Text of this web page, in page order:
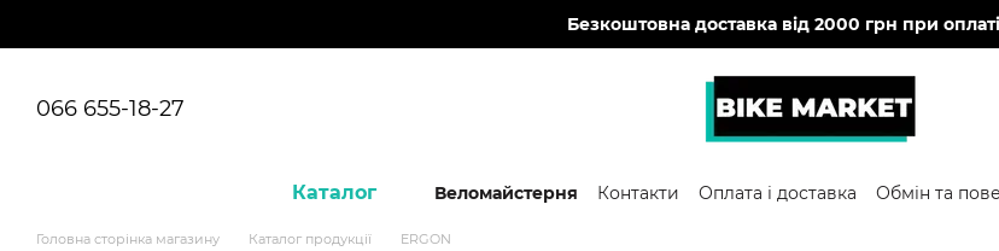
Безкоштовна доставка від 2000 грн при
066 655-18-27
Каталог Веломайстерня Контакти Оплата і доставка Обмін та
Головна сторінка магазину Каталог продукції ERGON